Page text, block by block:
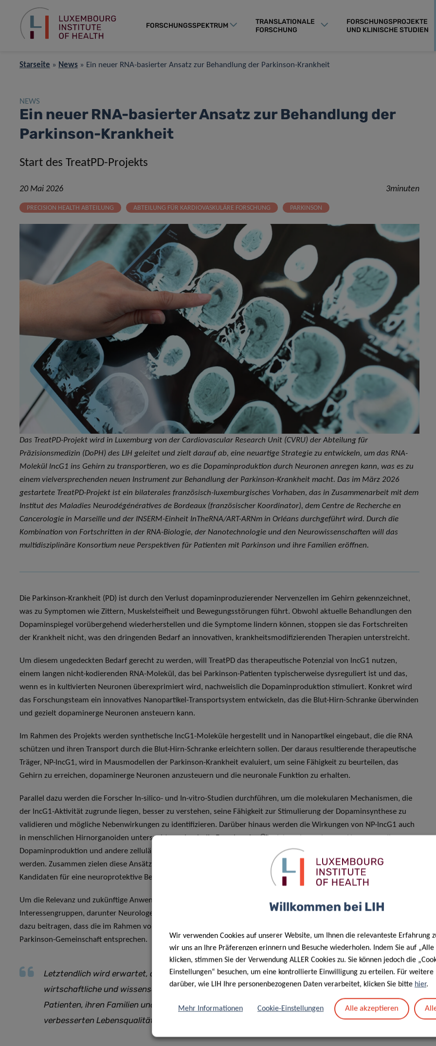
FORSCHUNGSSPEKTRUM
TRANSLATIONALE
FORSCHUNG
FORSCHUNGSPROJEKTE
UND KLINISCHE STUDIEN
Starseite » News » Ein neuer RNA-basierter Ansatz zur Behandlung der Parkinson-Krankheit
NEWS
Ein neuer RNA-basierter Ansatz zur Behandlung der
Parkinson-Krankheit
Start des TreatPD-Projekts
20 Mai 2026 3minuten
PRECISION HEALTH ABTEILUNG ABTEILUNG FÜR KARDIOVASKULÄRE FORSCHUNG PARKINSON
Das TreatPD-Projekt wird in Luxemburg von der Cardiovascular Research Unit (CVRU) der Abteilung für
Präzisionsmedizin (DoPH) des LIH geleitet und zielt darauf ab, eine neuartige Strategie zu entwickeln, um das RNA-
Molekül lncG1 ins Gehirn zu transportieren, wo es die Dopaminproduktion durch Neuronen anregen kann, was es zu
einem vielversprechenden neuen Instrument zur Behandlung der Parkinson-Krankheit macht. Das im März 2026
gestartete TreatPD-Projekt ist ein bilaterales französisch-luxemburgisches Vorhaben, das in Zusammenarbeit mit dem
Institut des Maladies Neurodégénératives de Bordeaux (französischer Koordinator), dem Centre de Recherche en
Cancerologie in Marseille und der INSERM-Einheit InTheRNA/ART-ARNm in Orléans durchgeführt wird. Durch die
Kombination von Fortschritten in der RNA-Biologie, der Nanotechnologie und den Neurowissenschaften will das
multidisziplinäre Konsortium neue Perspektiven für Patienten mit Parkinson und ihre Familien eröffnen.
Die Parkinson-Krankheit (PD) ist durch den Verlust dopaminproduzierender Nervenzellen im Gehirn gekennzeichnet,
was zu Symptomen wie Zittern, Muskelsteifheit und Bewegungsstörungen führt. Obwohl aktuelle Behandlungen den
Dopaminspiegel vorübergehend wiederherstellen und die Symptome lindern können, stoppen sie das Fortschreiten
der Krankheit nicht, was den dringenden Bedarf an innovativen, krankheitsmodifizierenden Therapien unterstreicht.
Um diesem ungedeckten Bedarf gerecht zu werden, will TreatPD das therapeutische Potenzial von lncG1 nutzen,
einem langen nicht-kodierenden RNA-Molekül, das bei Parkinson-Patienten typischerweise dysreguliert ist und das,
wenn es in kultivierten Neuronen überexprimiert wird, nachweislich die Dopaminproduktion stimuliert. Konkret wird
das Forschungsteam ein innovatives Nanopartikel-Transportsystem entwickeln, das die Blut-Hirn-Schranke überwinden
und gezielt dopaminerge Neuronen ansteuern kann.
Im Rahmen des Projekts werden synthetische lncG1-Moleküle hergestellt und in Nanopartikel eingebaut, die die RNA
schützen und ihren Transport durch die Blut-Hirn-Schranke erleichtern sollen. Der daraus resultierende therapeutische
Träger, NP-lncG1, wird in Mausmodellen der Parkinson-Krankheit evaluiert, um seine Fähigkeit zu beurteilen, das
Gehirn zu erreichen, dopaminerge Neuronen anzusteuern und die neuronale Funktion zu erhalten.
Parallel dazu werden die Forscher In-silico- und In-vitro-Studien durchführen, um die molekularen Mechanismen, die
der lncG1-Aktivität zugrunde liegen, besser zu verstehen, seine Fähigkeit zur Stimulierung der Dopaminsynthese zu
validieren und mögliche Nebenwirkungen zu identifizieren. Darüber hinaus werden die Wirkungen von NP-lncG1 auch
in menschlichen Hirnorganoiden untersucht, wodurch die Forscher das Überleben dopaminerger Neuronen, die
Dopaminproduktion und andere zelluläre Signalwege bewerten können, die potenziell durch die Therapie beeinflusst
werden. Zusammen zielen diese Ansätze darauf ab, eine umfassende Validierung von NP-lncG1 als vielversprechenden
Kandidaten für eine neuroprotektive Behandlung zu liefern.
Um die Relevanz und zukünftige Anwendung der Projektergebnisse zu maximieren, werden wichtige
Interessengruppen, darunter Neurologen und Patientenvertreter, die Verbreitung der Ergebnisse unterstützen und
dazu beitragen, dass die im Rahmen von TreatPD entwickelten Lösungen den Bedürfnissen und Erwartungen der
Parkinson-Gemeinschaft entsprechen.
Letztendlich wird erwartet, dass TreatPD bedeutende gesellschaftliche,
wirtschaftliche und wissenschaftliche Auswirkungen haben wird, Parkinson-
Patienten, ihren Familien und Pflegekräften Hoffnung bringt und zu einer
verbesserten Lebensqualität und Lebenserwartung beiträgt
Willkommen bei LIH
Wir verwenden Cookies auf unserer Website, um Ihnen die relevanteste Erfahrung
wir uns an Ihre Präferenzen erinnern und Besuche wiederholen. Indem Sie auf „Alle
klicken, stimmen Sie der Verwendung ALLER Cookies zu. Sie können jedoch die
Einstellungen“ besuchen, um eine kontrollierte Einwilligung zu erteilen. Für
darüber, wie LIH Ihre personenbezogenen Daten verarbeitet, klicken Sie bitte hier.
Mehr Informationen Cookie-Einstellungen Alle akzeptieren